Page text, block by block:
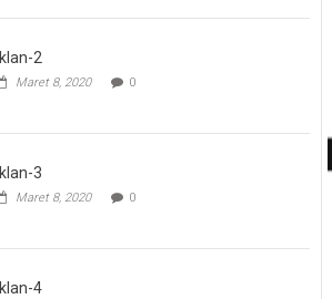
Iklan-2
Maret 8, 2020 0
Iklan-3
Maret 8, 2020 0
Iklan-4